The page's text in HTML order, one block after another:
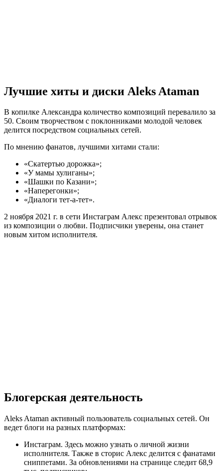
Лучшие хиты и диски Aleks Ataman
В копилке Александра количество композиций перевалило за
50. Своим творчеством с поклонниками молодой человек
делится посредством социальных сетей.
По мнению фанатов, лучшими хитами стали:
«Скатертью дорожка»;
«У мамы хулиганы»;
«Шашки по Казани»;
«Наперегонки»;
«Диалоги тет-а-тет».
2 ноября 2021 г. в сети Инстаграм Алекс презентовал отрывок
из композиции о любви. Подписчики уверены, она станет
новым хитом исполнителя.
Блогерская деятельность
Aleks Ataman активный пользователь социальных сетей. Он
ведет блоги на разных платформах:
Инстаграм. Здесь можно узнать о личной жизни
исполнителя. Также в сторис Алекс делится с фанатами
сниппетами. За обновлениями на странице следит 68,9